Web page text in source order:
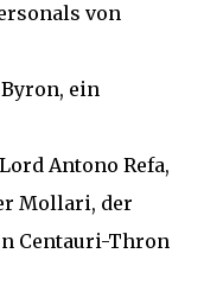
von
ein
Antono Refa,
Mollari, der
Centauri-Thron